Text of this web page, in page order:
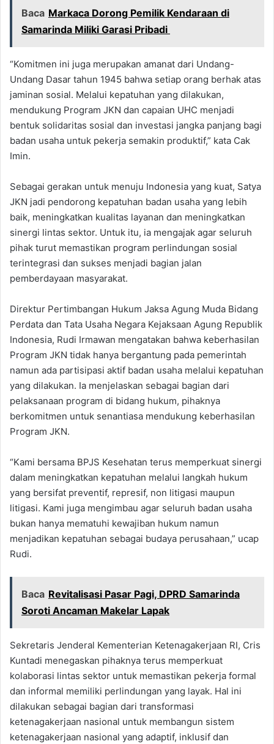
Baca Markaca Dorong Pemilik Kendaraan di
Samarinda Miliki Garasi Pribadi
“Komitmen ini juga merupakan amanat dari Undang-
Undang Dasar tahun 1945 bahwa setiap orang berhak atas
jaminan sosial. Melalui kepatuhan yang dilakukan,
mendukung Program JKN dan capaian UHC menjadi
bentuk solidaritas sosial dan investasi jangka panjang bagi
badan usaha untuk pekerja semakin produktif,” kata Cak
Imin.
Sebagai gerakan untuk menuju Indonesia yang kuat, Satya
JKN jadi pendorong kepatuhan badan usaha yang lebih
baik, meningkatkan kualitas layanan dan meningkatkan
sinergi lintas sektor. Untuk itu, ia mengajak agar seluruh
pihak turut memastikan program perlindungan sosial
terintegrasi dan sukses menjadi bagian jalan
pemberdayaan masyarakat.
Direktur Pertimbangan Hukum Jaksa Agung Muda Bidang
Perdata dan Tata Usaha Negara Kejaksaan Agung Republik
Indonesia, Rudi Irmawan mengatakan bahwa keberhasilan
Program JKN tidak hanya bergantung pada pemerintah
namun ada partisipasi aktif badan usaha melalui kepatuhan
yang dilakukan. Ia menjelaskan sebagai bagian dari
pelaksanaan program di bidang hukum, pihaknya
berkomitmen untuk senantiasa mendukung keberhasilan
Program JKN.
“Kami bersama BPJS Kesehatan terus memperkuat sinergi
dalam meningkatkan kepatuhan melalui langkah hukum
yang bersifat preventif, represif, non litigasi maupun
litigasi. Kami juga mengimbau agar seluruh badan usaha
bukan hanya mematuhi kewajiban hukum namun
menjadikan kepatuhan sebagai budaya perusahaan,” ucap
Rudi.
Baca Revitalisasi Pasar Pagi, DPRD Samarinda
Soroti Ancaman Makelar Lapak
Sekretaris Jenderal Kementerian Ketenagakerjaan RI, Cris
Kuntadi menegaskan pihaknya terus memperkuat
kolaborasi lintas sektor untuk memastikan pekerja formal
dan informal memiliki perlindungan yang layak. Hal ini
dilakukan sebagai bagian dari transformasi
ketenagakerjaan nasional untuk membangun sistem
ketenagakerjaan nasional yang adaptif, inklusif dan